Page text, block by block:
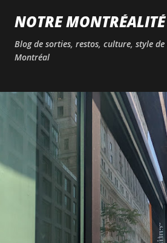
Passer au contenu
NOTRE MONTRÉALITÉ
Blog de sorties, restos, culture, style de
Montréal